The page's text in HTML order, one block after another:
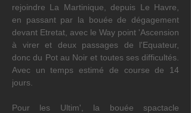
rejoindre La Martinique, depuis Le Havre,
en passant par la bouée de dégagement
devant Etretat, avec le Way point 'Ascension
à virer et deux passages de l'Equateur,
donc du Pot au Noir et toutes ses difficultés.
Avec un temps estimé de course de 14
jours.
Pour les Ultim', la bouée spactacle